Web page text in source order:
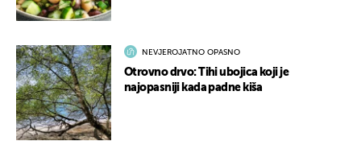
NEVJEROJATNO OPASNO
Otrovno drvo: Tihi ubojica koji je
najopasniji kada padne kiša